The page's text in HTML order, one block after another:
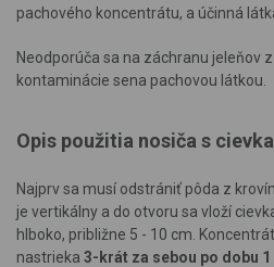
pachového koncentrátu, a účinná
Neodporúča sa na záchranu jeleňov
kontaminácie sena pachovou látkou.
Opis použitia nosiča s
Najprv sa musí odstrániť pôda z
je vertikálny a do otvoru sa vloží
hlboko, približne 5 - 10 cm.
nastrieka 3-krát za sebou po dobu 1